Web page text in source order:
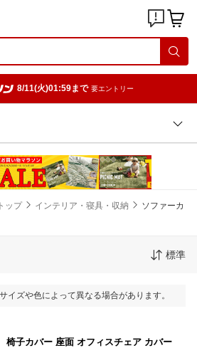
8/11(火)01:59まで 要エントリー
ップ インテリア・寝具・収納
ソファーカ
標準
イズや色によって異なる場合があります。
椅子カバー 座面 オフィスチェア カバー